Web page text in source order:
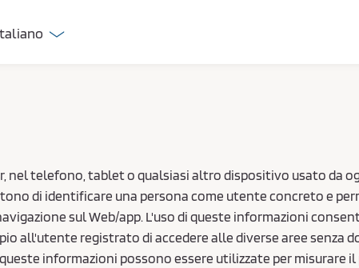
nel telefono, tablet o qualsiasi altro dispositivo usato da
di identificare una persona come utente concreto e
sul Web/app. L'uso di queste informazioni
all'utente registrato di accedere alle diverse aree senza
informazioni possono essere utilizzate per misurare